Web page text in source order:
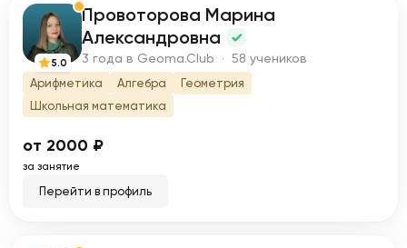
П
5.0
Провоторова Марина
Александровна
3 года в Geoma.Club · 58 учеников
Арифметика Алгебра
Геометрия
Школьная математика
от 2000 ₽
за занятие
Перейти в профиль